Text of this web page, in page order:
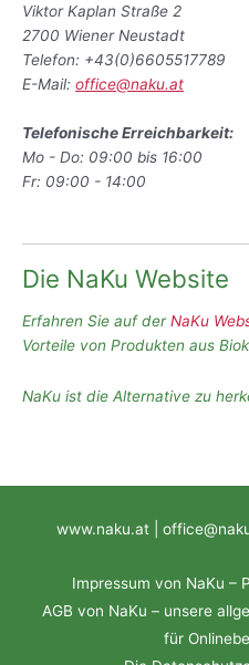
Viktor Kaplan Straße 2
2700 Wiener Neustadt
Telefon: +43(0)6605517789
E-Mail: office@naku.at
Telefonische Erreichbarkeit:
Mo - Do: 09:00 bis 16:00
Fr: 09:00 - 14:00
Die NaKu Website
Erfahren Sie auf derNaKu
Vorteile von Produkten aus
NaKu ist die Alternative zu
www.naku.at |
Impressum von NaKu –
AGB von NaKu – unsere
für